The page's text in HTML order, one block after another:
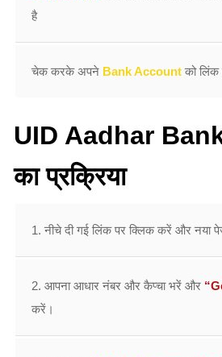
है
चेक करके अपने Bank Account को लिंक
UID Aadhar
का प्रक्रिया
1. नीचे दी गई लिंक पर क्लिक करें और नया
2. आपना आधार नंबर और कैप्चा भरें और
करें।